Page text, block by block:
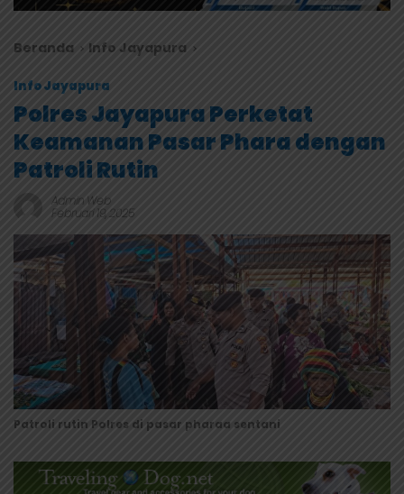
Beranda Info Jayapura
Info Jayapura
Polres Jayapura Perketat
Keamanan Pasar Phara dengan
Patroli Rutin
Admin Web
Februari 19, 2025
Patroli rutin Polres di pasar pharaa sentani